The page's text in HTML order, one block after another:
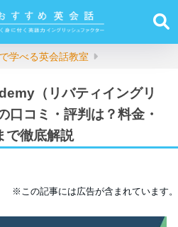
学べる英会話教室
（リバティイングリ
口コミ・評判は？料金・
で徹底解説
※この記事には広告が含まれています。